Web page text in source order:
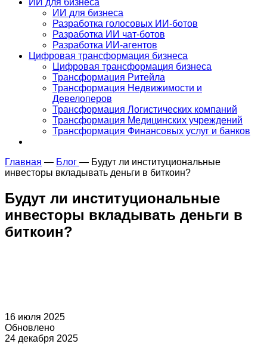
ИИ для бизнеса
ИИ для бизнеса
Разработка голосовых ИИ-ботов
Разработка ИИ чат-ботов
Разработка ИИ-агентов
Цифровая трансформация бизнеса
Цифровая трансформация бизнеса
Трансформация Ритейла
Трансформация Недвижимости и
Девелоперов
Трансформация Логистических компаний
Трансформация Медицинских учреждений
Трансформация Финансовых услуг и банков
Главная — Блог — Будут ли институциональные
инвесторы вкладывать деньги в биткоин?
Будут ли институциональные
инвесторы вкладывать деньги в
биткоин?
16 июля 2025
Обновлено
24 декабря 2025